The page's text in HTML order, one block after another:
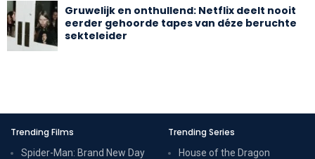
Gruwelijk en onthullend: Netflix deelt nooit
eerder gehoorde tapes van déze beruchte
sekteleider
Trending Films
Spider-Man: Brand New Day
Trending Series
House of the Dragon